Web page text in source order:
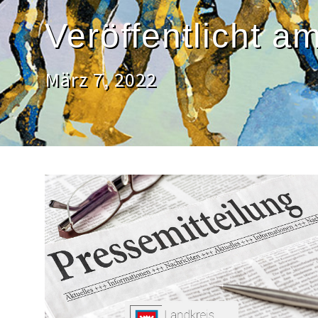
Veröffentlicht
März 7, 2022